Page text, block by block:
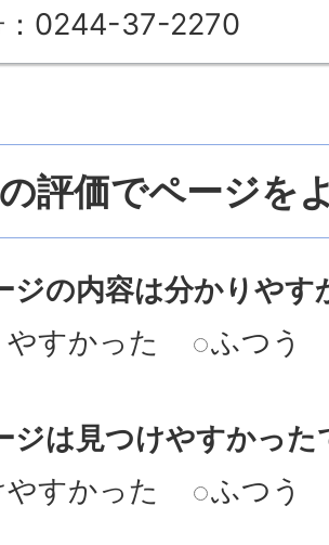
：0244-37-2270
評価でページを
ジの内容は分かりやす
すかった
ふつう
ジは見つけやすかった
やすかった
ふつう